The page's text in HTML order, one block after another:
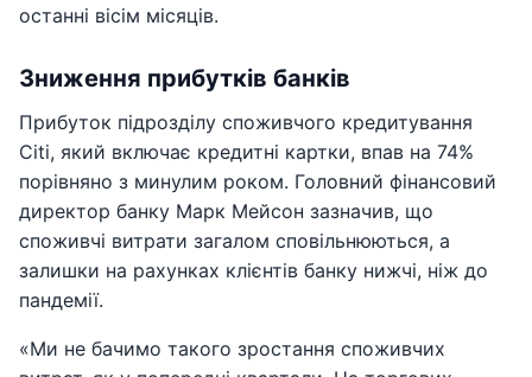
останні вісім місяців.
Зниження прибутків банків
Прибуток підрозділу споживчого кредитування
Citi, який включає кредитні картки, впав на 74%
порівняно з минулим роком. Головний фінансовий
директор банку Марк Мейсон зазначив, що
споживчі витрати загалом сповільнюються, а
залишки на рахунках клієнтів банку нижчі, ніж до
пандемії.
«Ми не бачимо такого зростання споживчих